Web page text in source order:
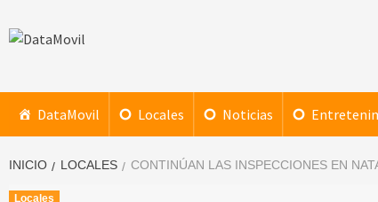
al
DataMovil
DataMovil Locales Noticias
INICIO LOCALES CONTINÚAN LAS INSPECCIONES EN
Locales